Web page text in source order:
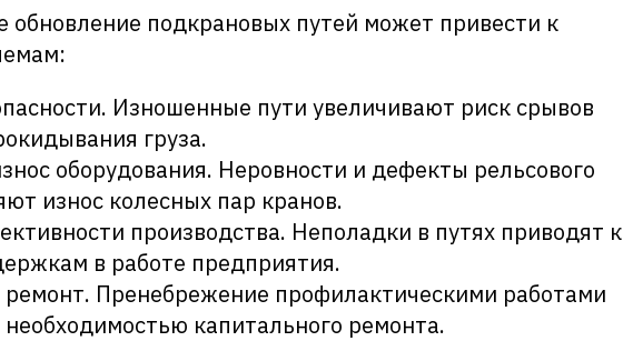
обновление подкрановых путей может привести к
Изношенные пути увеличивают риск срывов
груза.
оборудования. Неровности и дефекты рельсового
износ колесных пар кранов.
производства. Неполадки в путях приводят к
в работе предприятия.
ремонт. Пренебрежение профилактическими работами
необходимостью капитального ремонта.